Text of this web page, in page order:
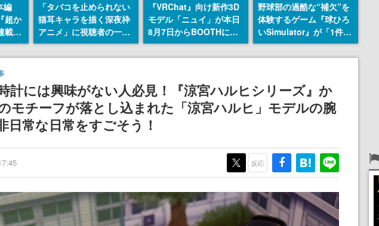
編
超か
載決
ガレ
ッ
ス
は…
「タバコを止められない
猫耳キャラを描く深夜枠
アニメ」に視聴者の一部
から批判意見。違法薬物
の使用と思しき描写も含
『VRChat』向け新作3D
モデル「ニュイ」が本日
8月7日からBOOTHにて
発売。瞳に光る星や感情
豊かな表情が、小悪魔か
野球部の過酷な“補欠”を
体験するゲーム『球ひろ
いSimulator』が「1件」
のウィッシュリストをも
とにチェコ語に対応し
ダム・カム』開発元やチ
ェコのプロ野球選手から
称賛の声
計には興味がない人必見！『涼宮ハルヒシリーズ』か
モチーフが落とし込まれた「涼宮ハルヒ」モデルの腕
日常な日常をすごそう！
反応